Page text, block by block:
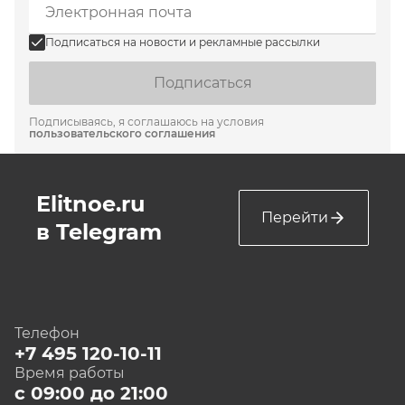
Подписаться на новости и рекламные рассылки
Подписаться
Подписываясь, я соглашаюсь на условия
пользовательского соглашения
Elitnoe.ru
в Telegram
Перейти
Телефон
+7 495 120-10-11
Время работы
с 09:00 до 21:00